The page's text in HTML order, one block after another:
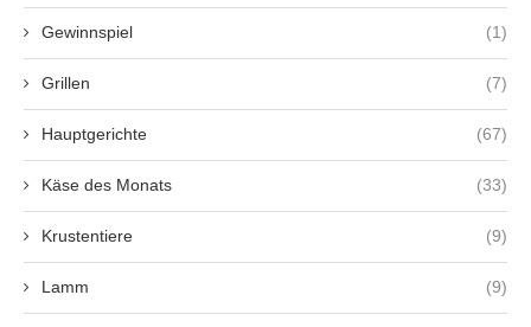
Gewinnspiel (1)
Grillen (7)
Hauptgerichte (67)
Käse des Monats (33)
Krustentiere (9)
Lamm (9)